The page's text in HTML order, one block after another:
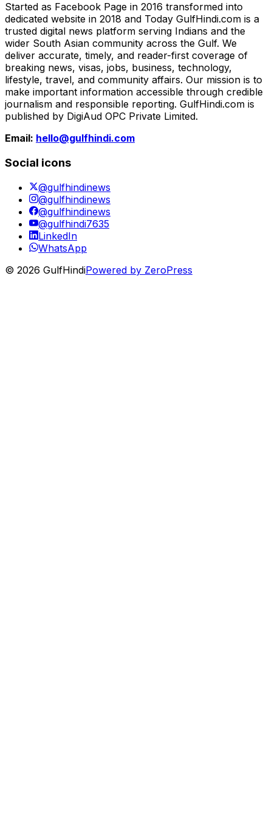
Started as Facebook Page in 2016 transformed into
dedicated website in 2018 and Today GulfHindi.com is a
trusted digital news platform serving Indians and the
wider South Asian community across the Gulf. We
deliver accurate, timely, and reader-first coverage of
breaking news, visas, jobs, business, technology,
lifestyle, travel, and community affairs. Our mission is to
make important information accessible through credible
journalism and responsible reporting. GulfHindi.com is
published by DigiAud OPC Private Limited.
Email: hello@gulfhindi.com
Social icons
@gulfhindinews
@gulfhindinews
@gulfhindinews
@gulfhindi7635
LinkedIn
WhatsApp
© 2026 GulfHindiPowered by ZeroPress